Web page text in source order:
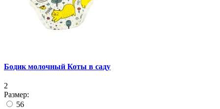
Бодик молочный Коты в саду
2
Размер:
56